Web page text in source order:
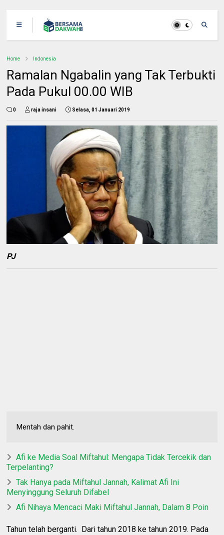
Home Indonesia
Ramalan Ngabalin yang Tak Terbukti
Pada Pukul 00.00 WIB
0 raja insani Selasa, 01 Januari 2019
PJ
Mentah dan pahit.
Afi ke Media Soal Miftahul: Mengapa Tidak Tercekik dan
Terpelanting?
Tak Hanya pada Miftahul Jannah, Kalimat Afi Ini
Menyinggung Seluruh Difabel
Afi Nihaya Mencaci Maki Miftahul Jannah, Dalam 8 Poin
Tahun telah berganti. Dari tahun 2018 ke tahun 2019. Pada